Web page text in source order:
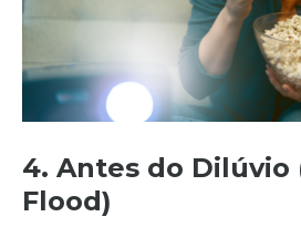
4. Antes do
Flood)